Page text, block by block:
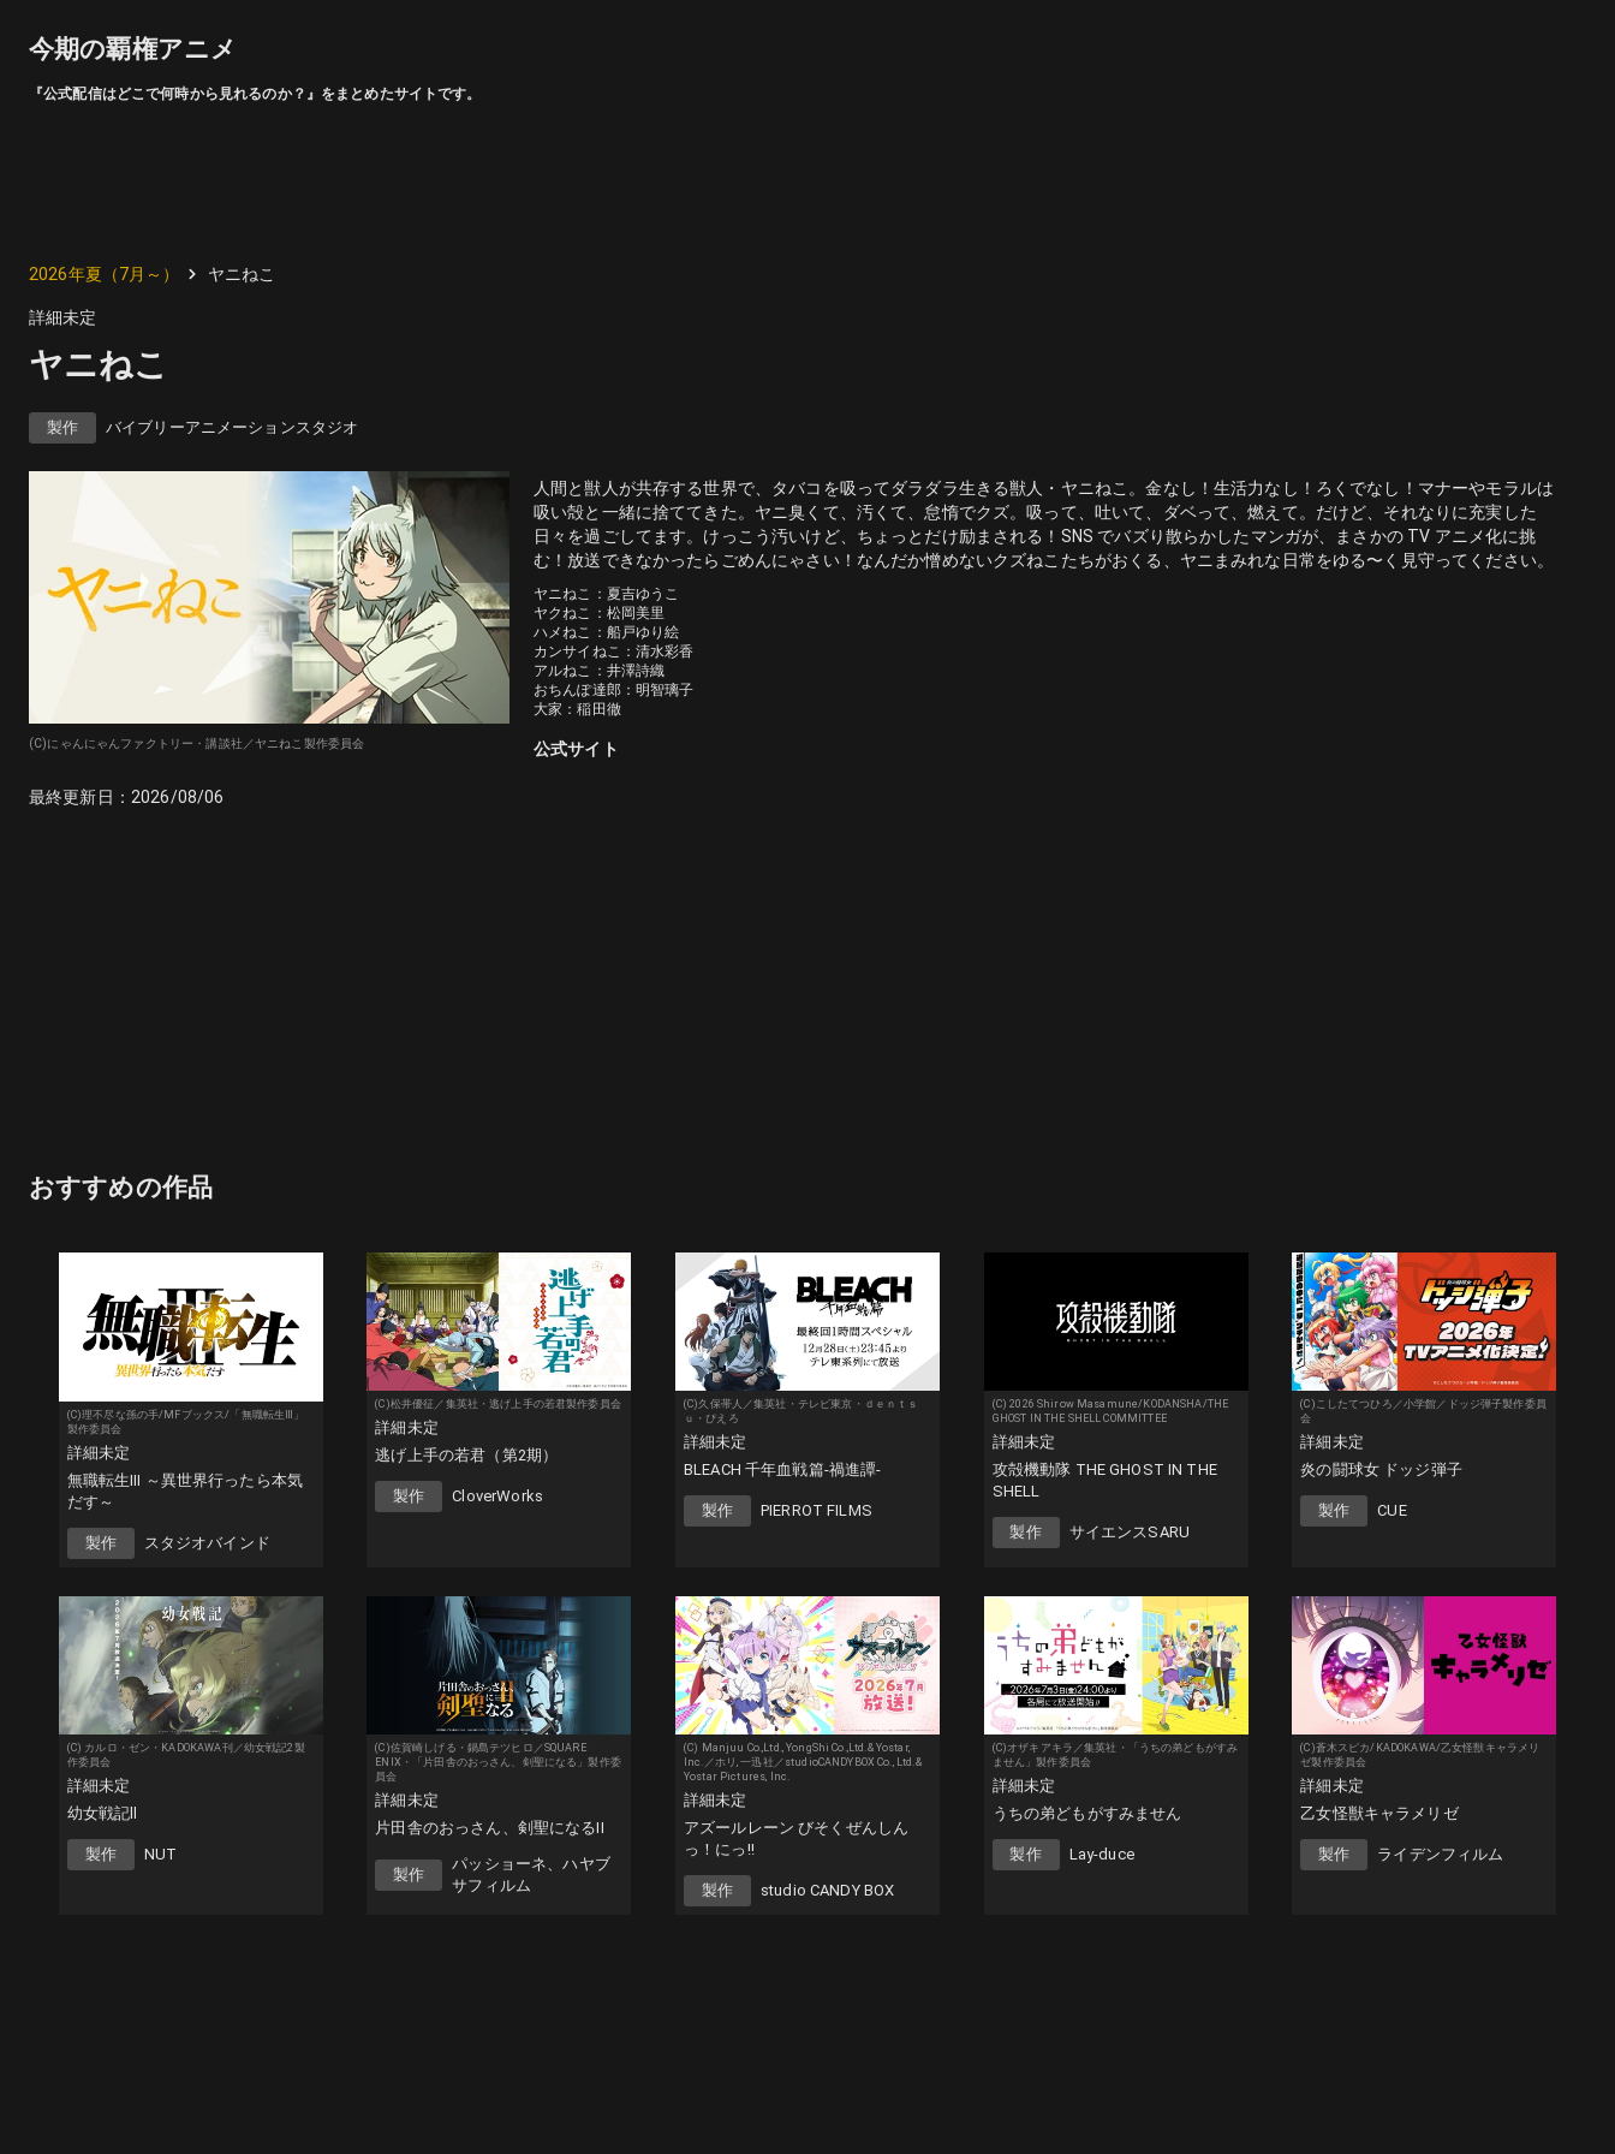
今期の覇権アニメ
『公式配信はどこで何時から見れるのか？』をまとめたサイトです。
2026年夏（7月～） ヤニねこ
詳細未定
ヤニねこ
製作 バイブリーアニメーションスタジオ
(C)にゃんにゃんファクトリー・講談社／ヤニねこ製作委員会
人間と獣人が共存する世界で、タバコを吸ってダラダラ生きる獣人・ヤニねこ。金なし！生活力なし！ろくでなし！マナーやモラルは
吸い殻と一緒に捨ててきた。ヤニ臭くて、汚くて、怠惰でクズ。吸って、吐いて、ダベって、燃えて。だけど、それなりに充実した
日々を過ごしてます。けっこう汚いけど、ちょっとだけ励まされる！SNS でバズり散らかしたマンガが、まさかの TV アニメ化に挑
む！放送できなかったらごめんにゃさい！なんだか憎めないクズねこたちがおくる、ヤニまみれな日常をゆる〜く見守ってください。
ヤニねこ：夏吉ゆうこ
ヤクねこ：松岡美里
ハメねこ：船戸ゆり絵
カンサイねこ：清水彩香
アルねこ：井澤詩織
おちんぽ達郎：明智璃子
大家：稲田徹
公式サイト
最終更新日： 2026/08/06
おすすめの作品
(C)理不尽な孫の手/MFブックス/「無職転生Ⅲ」
製作委員会
詳細未定
無職転生Ⅲ ～異世界行ったら本気
だす～
製作 スタジオバインド
(C)松井優征／集英社・逃げ上手の若君製作委員会
詳細未定
逃げ上手の若君（第2期）
製作 CloverWorks
(C)久保帯人／集英社・テレビ東京・ｄｅｎｔｓ
ｕ・ぴえろ
詳細未定
BLEACH 千年血戦篇-禍進譚-
製作 PIERROT FILMS
(C) 2026 Shirow Masamune/KODANSHA/THE
GHOST IN THE SHELL COMMITTEE
詳細未定
攻殻機動隊 THE GHOST IN THE
SHELL
製作 サイエンスSARU
(C)こしたてつひろ／小学館／ドッジ弾子製作委員
会
詳細未定
炎の闘球女 ドッジ弾子
製作 CUE
(C) カルロ・ゼン・KADOKAWA刊／幼女戦記2製
作委員会
詳細未定
幼女戦記ll
製作 NUT
(C)佐賀崎しげる・鍋島テツヒロ／SQUARE
ENIX・「片田舎のおっさん、剣聖になる」製作委
員会
詳細未定
片田舎のおっさん、剣聖になるII
製作
パッショーネ、ハヤブ
サフィルム
(C) Manjuu Co.,Ltd., YongShi Co.,Ltd.& Yostar,
Inc.／ホリ, 一迅社／studioCANDYBOX Co., Ltd.&
Yostar Pictures, Inc.
詳細未定
アズールレーン びそくぜんしん
っ！にっ!!
製作 studio CANDY BOX
(C)オザキアキラ／集英社・「うちの弟どもがすみ
ません」製作委員会
詳細未定
うちの弟どもがすみません
製作 Lay-duce
(C)蒼木スピカ/KADOKAWA/乙女怪獣キャラメリ
ゼ製作委員会
詳細未定
乙女怪獣キャラメリゼ
製作 ライデンフィルム